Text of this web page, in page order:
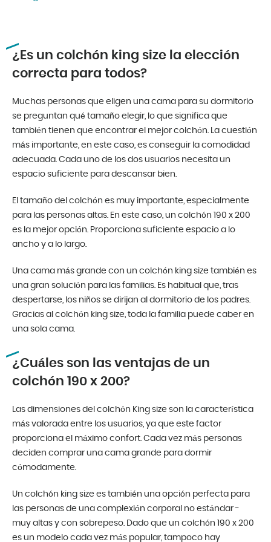
¿Es un colchón king size la elección
correcta para todos?
Muchas personas que eligen una cama para su dormitorio
se preguntan qué tamaño elegir, lo que significa que
también tienen que encontrar el mejor colchón. La cuestión
más importante, en este caso, es conseguir la comodidad
adecuada. Cada uno de los dos usuarios necesita un
espacio suficiente para descansar bien.
El tamaño del colchón es muy importante, especialmente
para las personas altas. En este caso, un colchón 190 x 200
es la mejor opción. Proporciona suficiente espacio a lo
ancho y a lo largo.
Una cama más grande con un colchón king size también es
una gran solución para las familias. Es habitual que, tras
despertarse, los niños se dirijan al dormitorio de los padres.
Gracias al colchón king size, toda la familia puede caber en
una sola cama.
¿Cuáles son las ventajas de un
colchón 190 x 200?
Las dimensiones del colchón King size son la característica
más valorada entre los usuarios, ya que este factor
proporciona el máximo confort. Cada vez más personas
deciden comprar una cama grande para dormir
cómodamente.
Un colchón king size es también una opción perfecta para
las personas de una complexión corporal no estándar -
muy altas y con sobrepeso. Dado que un colchón 190 x 200
es un modelo cada vez más popular, tampoco hay